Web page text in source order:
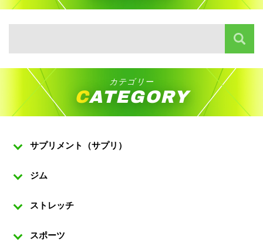
カテゴリー
CATEGORY
サプリメント（サプリ）
ジム
ストレッチ
スポーツ